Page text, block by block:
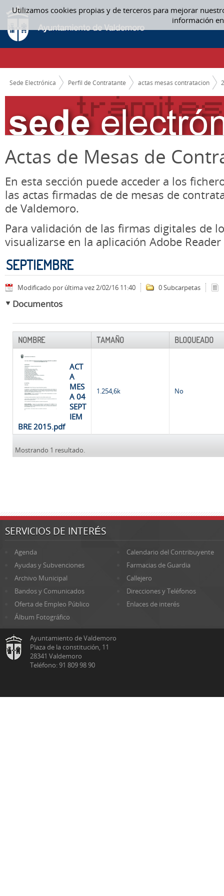
Utilizamos cookies propias y de terceros para mejorar
información
Saltar al contenido
SEPTIEMBRE - ACTAS MESAS CONTRATACION
CAMINO DE MIGAS
Sede Electrónica Perfil de Contratante actas mesas contratacion
Actas de Mesas de
En esta sección puede acceder a los
las actas firmadas de de mesas de
de Valdemoro.
Para validación de las firmas digitales de
visualizarse en la aplicación Adobe Reader
SEPTIEMBRE
Modificado por última vez 2/02/16 11:40 0 Subcarpetas
Documentos
NOMBRE TAMAÑO BLOQUEADO
ACT
A
MES
A 04
SEPT
IEM
BRE 2015.pdf
1.254,6k No
Mostrando 1 resultado.
SERVICIOS DE INTERÉS
Agenda
Calendario del Contribuyente
Ayudas y Subvenciones
Farmacias de Guardia
Archivo Municipal
Callejero
Bandos y Comunicados
Direcciones y Teléfonos
Oferta de Empleo Público
Enlaces de interés
Álbum Fotográfico
Ayuntamiento de Valdemoro
Plaza de la constitución, 11
28341 Valdemoro
Teléfono: 91 809 98 90